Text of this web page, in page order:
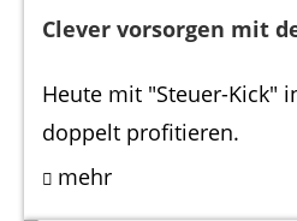
Clever vorsorgen mit
Heute mit "Steuer-Kick"
doppelt profitieren.
mehr